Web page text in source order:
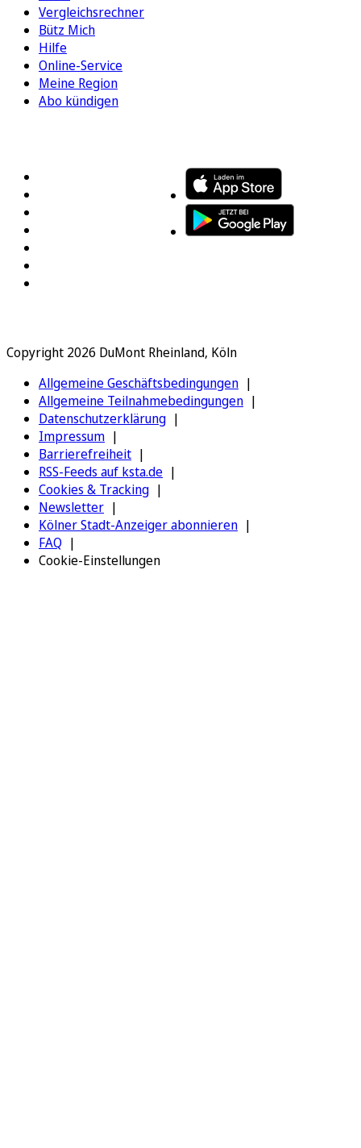
Vergleichsrechner
Bütz Mich
Hilfe
Online-Service
Meine Region
Abo kündigen
Copyright 2026 DuMont Rheinland, Köln
Allgemeine Geschäftsbedingungen
Allgemeine Teilnahmebedingungen
Datenschutzerklärung
Impressum
Barrierefreiheit
RSS-Feeds auf ksta.de
Cookies & Tracking
Newsletter
Kölner Stadt-Anzeiger abonnieren
FAQ
Cookie-Einstellungen